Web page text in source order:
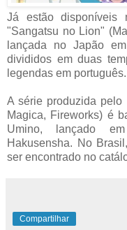
Já estão disponíveis
"Sangatsu no Lion"
lançada no Japão
divididos em duas
legendas em português.
A série produzida pelo
Magica, Fireworks) é
Umino, lançado
Hakusensha. No
ser encontrado no
Compartilhar